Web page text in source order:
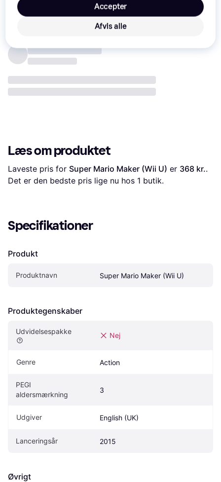
Anmeldelser
Læs om produktet
Laveste pris for Super Mario Maker (Wii U) er 368 kr..
Det er den bedste pris lige nu hos 1 butik.
Specifikationer
Produkt
Produktnavn Super Mario Maker (Wii U)
Produktegenskaber
Udvidelsespakke Nej
Genre Action
PEGI
aldersmærkning
3
Udgiver English (UK)
Lanceringsår 2015
Øvrigt
Afvis alle
Accepter